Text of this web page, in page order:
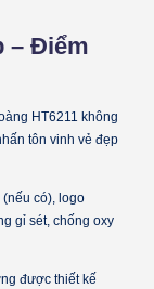
– Điểm
HT6211 không
tôn vinh vẻ đẹp
có), logo
gỉ sét, chống oxy
được thiết kế